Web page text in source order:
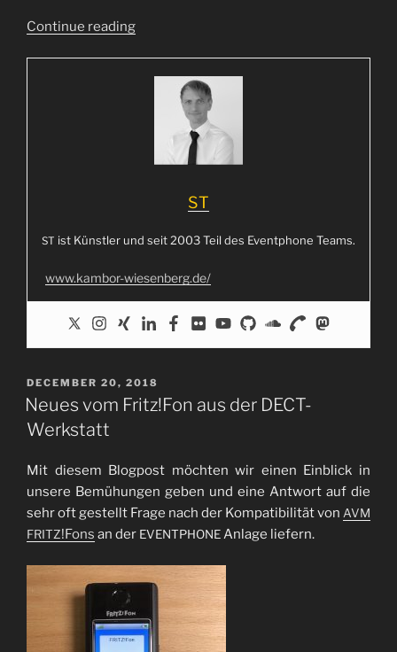
Con­ti­nue rea­ding“Ring!
ST
ST ist Künst­ler und seit 2003 Teil des Event­phone Teams.
www.kambor-wiesenberg.de/
POSTED
ON
DECEMBER 20, 2018
Neues vom Fritz!Fon aus der DECT-
Werkstatt
Mit die­sem Blog­post möch­ten wir einen Ein­blick in
unse­re Bemü­hun­gen geben und eine Ant­wort auf die
sehr oft gestellt Fra­ge nach der Kom­pa­ti­bi­li­tät von AVM
FRITZ!Fons an der EVENTPHONEAnla­ge liefern.